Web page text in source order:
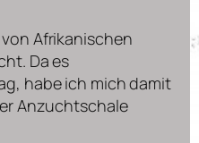
Afrikanischen
Da es
habe ich mich damit
Anzuchtschale